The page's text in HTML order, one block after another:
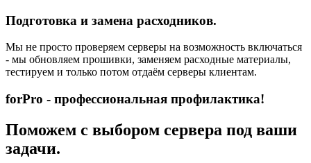
Подготовка и замена расходников.
Мы не просто проверяем серверы на возможность включаться
- мы обновляем прошивки, заменяем расходные материалы,
тестируем и только потом отдаём серверы клиентам.
forPro - профессиональная профилактика!
Поможем с выбором сервера под ваши
задачи.